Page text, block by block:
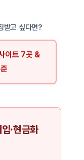
받고 싶다면?
이트 7곳 &
·현금화